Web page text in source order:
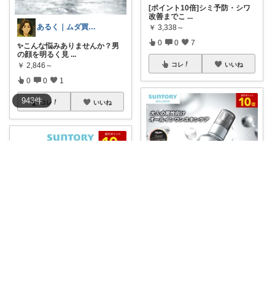
943件
あるく｜ムダ買い減らす人
✨こんな悩みありませんか？男
の顔を明るく見 ...
￥ 2,846～
0 0 1
コレ いいね
[ポイント10倍]シミ予防・シワ
改善までこ ...
￥ 3,338～
0 0 7
コレ いいね